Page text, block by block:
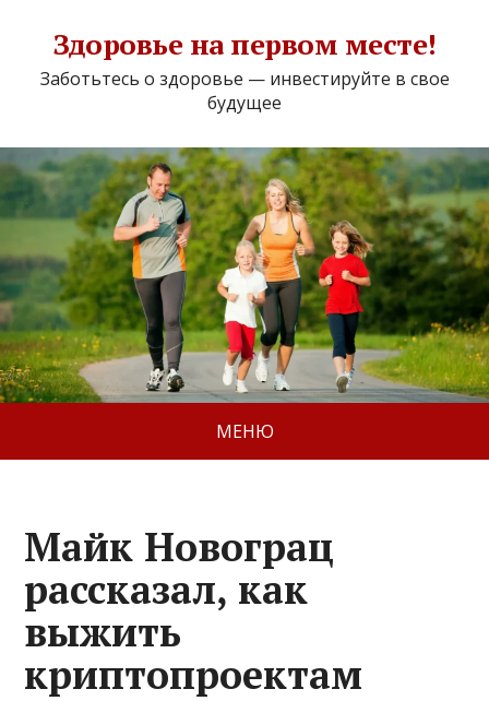
Здоровье на первом месте!
Заботьтесь о здоровье — инвестируйте в свое
будущее
МЕНЮ
Майк Новограц
рассказал, как
выжить
криптопроектам